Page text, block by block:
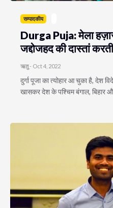
सम्पादकीय
Durga Puja: मेला
जद्दोजहद की दास्तां
ऋतु- Oct 4, 2022
दुर्गा पूजा का त्योहार आ चुका है, देश
खासकर देश के पश्चिम बंगाल, बिहार